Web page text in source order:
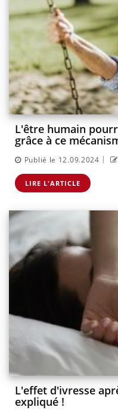
L'être humain
grâce à ce
Publié le 12.09.2024 |
LIRE L'ARTICLE
L'effet d'ivresse
expliqué !